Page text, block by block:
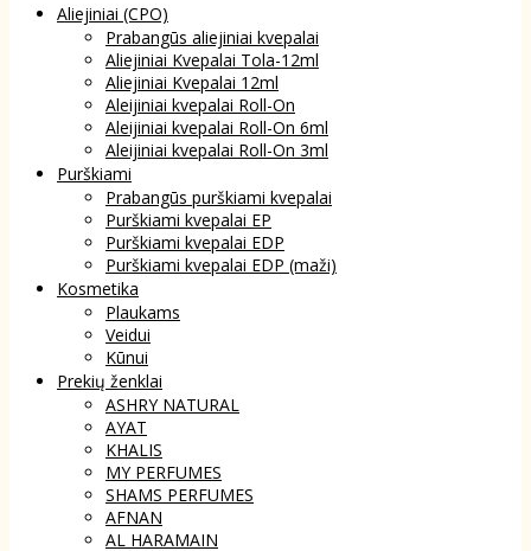
Aliejiniai (CPO)
Prabangūs aliejiniai kvepalai
Aliejiniai Kvepalai Tola-12ml
Aliejiniai Kvepalai 12ml
Aleijiniai kvepalai Roll-On
Aleijiniai kvepalai Roll-On 6ml
Aleijiniai kvepalai Roll-On 3ml
Purškiami
Prabangūs purškiami kvepalai
Purškiami kvepalai EP
Purškiami kvepalai EDP
Purškiami kvepalai EDP (maži)
Kosmetika
Plaukams
Veidui
Kūnui
Prekių ženklai
ASHRY NATURAL
AYAT
KHALIS
MY PERFUMES
SHAMS PERFUMES
AFNAN
AL HARAMAIN